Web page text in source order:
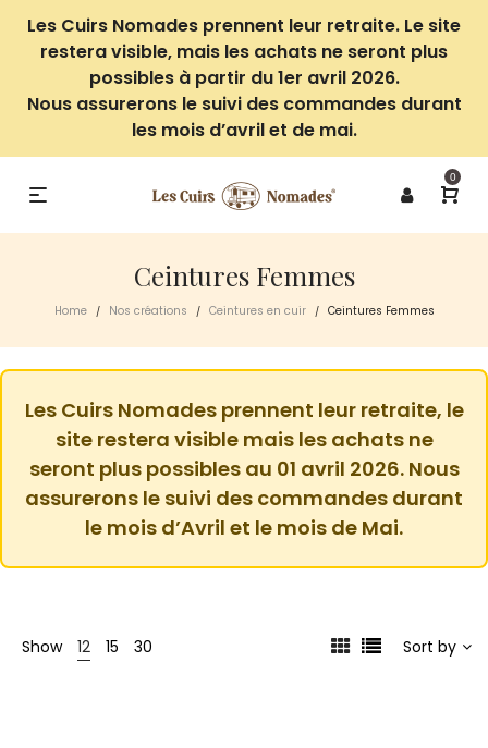
Les Cuirs Nomades prennent leur retraite. Le site
restera visible, mais les achats ne seront plus
possibles à partir du 1er avril 2026.
Nous assurerons le suivi des commandes durant
les mois d’avril et de mai.
0
Ceintures Femmes
Home / Nos créations / Ceintures en cuir / Ceintures Femmes
Les Cuirs Nomades prennent leur retraite, le
site restera visible mais les achats ne
seront plus possibles au 01 avril 2026. Nous
assurerons le suivi des commandes durant
le mois d’Avril et le mois de Mai.
Show 12 15 30 Sort by